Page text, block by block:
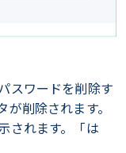
スワードを削除す
削除されます。
されます。「は